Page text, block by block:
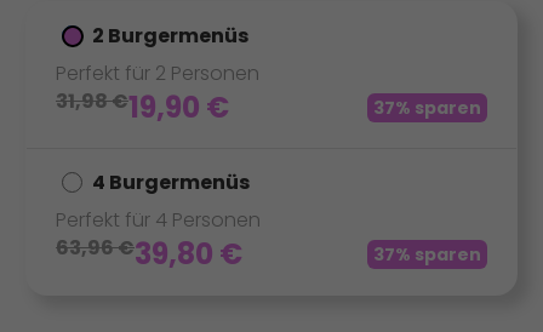
2 Burgermenüs
Perfekt für 2 Personen
31,98€19,90 € 37% sparen
4 Burgermenüs
Perfekt für 4 Personen
63,96€39,80 € 37% sparen